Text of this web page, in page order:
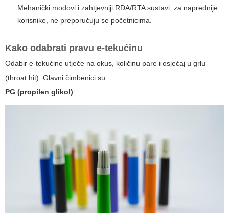
Mehanički modovi i zahtjevniji RDA/RTA sustavi: za naprednije
korisnike, ne preporučuju se početnicima.
Kako odabrati pravu e-tekućinu
Odabir e-tekućine utječe na okus, količinu pare i osjećaj u grlu
(throat hit). Glavni čimbenici su:
PG (propilen glikol)